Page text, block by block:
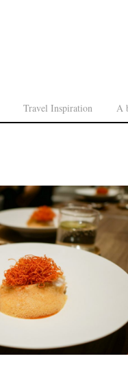
Travel Inspiration A